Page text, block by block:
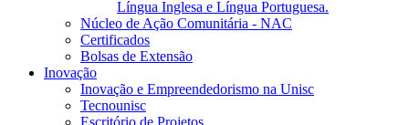
Língua Inglesa e Língua Portuguesa.
Núcleo de Ação Comunitária - NAC
Certificados
Bolsas de Extensão
Inovação
Inovação e Empreendedorismo na Unisc
Tecnounisc